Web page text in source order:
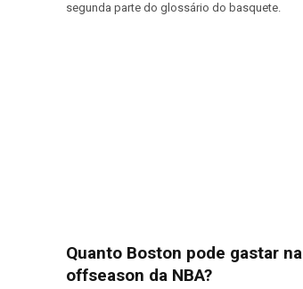
segunda parte do glossário do basquete.
Quanto Boston pode gastar na
offseason da NBA?